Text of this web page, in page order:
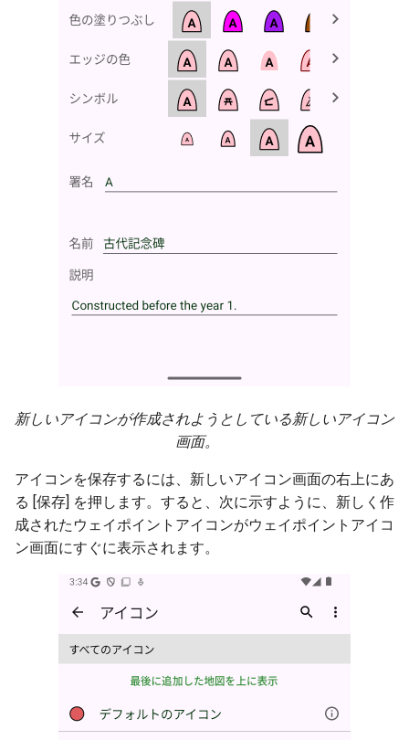
新しいアイコンが作成されようとしている新しいアイコン
画面。
アイコンを保存するには、新しいアイコン画面の右上にあ
る [保存] を押します。すると、次に示すように、新しく作
成されたウェイポイントアイコンがウェイポイントアイコ
ン画面にすぐに表示されます。